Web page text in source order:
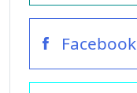
Facebook